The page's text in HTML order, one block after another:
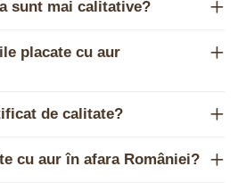
sunt mai calitative?
placate cu aur
de calitate?
cu aur în afara României?